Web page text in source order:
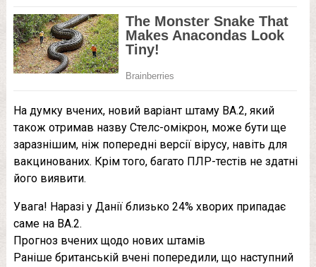
На думку вчених, новий варіант штаму BA.2, який
також отримав назву Стелс-омікрон, може бути ще
заразнішим, ніж попередні версії вірусу, навіть для
вакцинованих. Крім того, багато ПЛР-тестів не здатні
його виявити.
Увага! Наразі у Данії близько 24% хворих припадає
саме на BA.2.
Прогноз вчених щодо нових штамів
Раніше британській вчені попередили, що наступний